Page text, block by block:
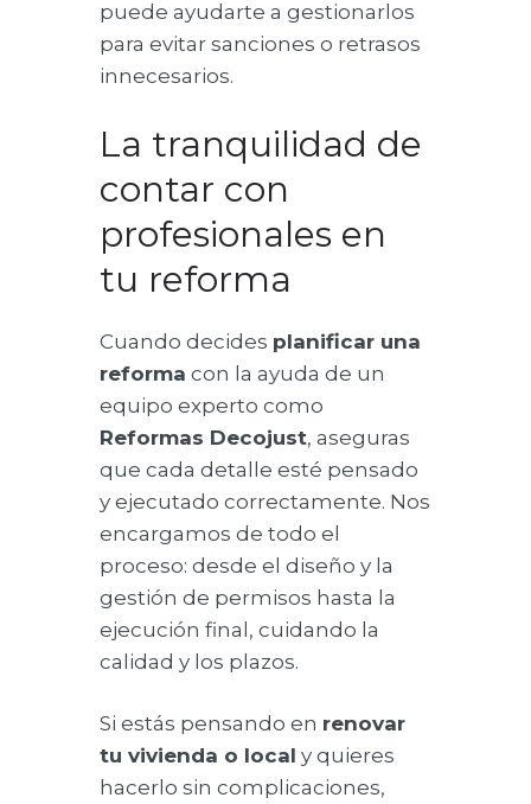
puede ayudarte a gestionarlos
para evitar sanciones o retrasos
innecesarios.
La tranquilidad de
contar con
profesionales en
tu reforma
Cuando decides planificar una
reforma con la ayuda de un
equipo experto como
Reformas Decojust, aseguras
que cada detalle esté pensado
y ejecutado correctamente. Nos
encargamos de todo el
proceso: desde el diseño y la
gestión de permisos hasta la
ejecución final, cuidando la
calidad y los plazos.
Si estás pensando en renovar
tu vivienda o local y quieres
hacerlo sin complicaciones,